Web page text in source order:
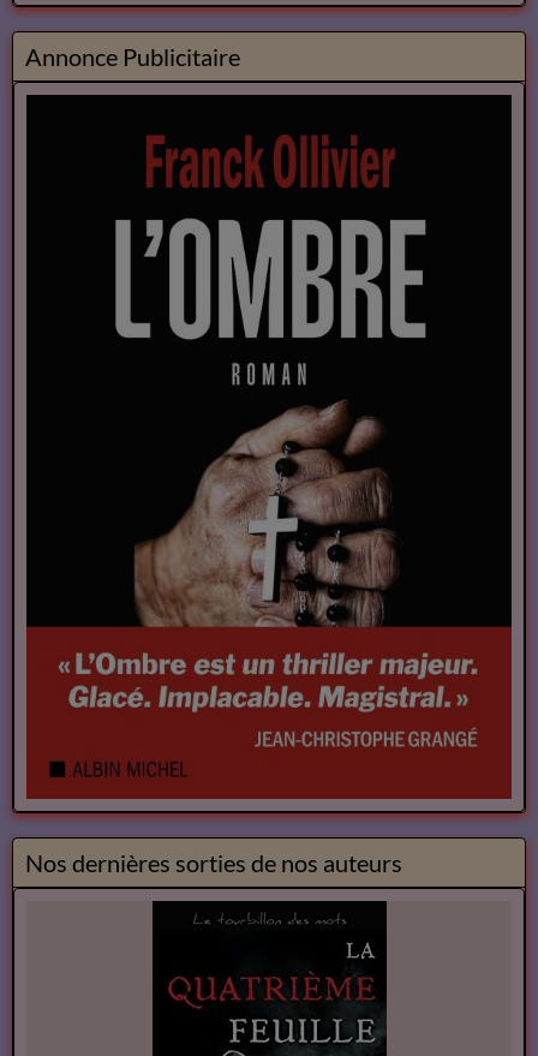
Annonce Publicitaire
Nos dernières sorties de nos auteurs